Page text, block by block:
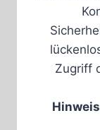
Zugriff